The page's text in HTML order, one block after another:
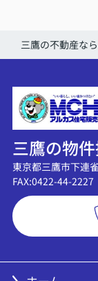
三鷹の不動産な
三鷹の物
東京都三鷹市下連
FAX:0422-44-2227